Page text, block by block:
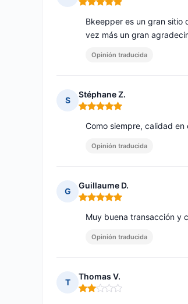
Nota: 5 de 5
Bkeepper es un gran sitio
vez más un gran
Opinión traducida
S
Stéphane Z.
Nota: 5 de 5
Como siempre, calidad en
Opinión traducida
G
Guillaume D.
Nota: 5 de 5
Muy buena transacción y
Opinión traducida
T
Thomas V.
Nota: 2 de 5